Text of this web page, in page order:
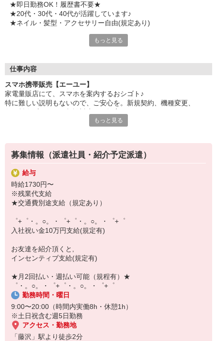
★即日勤務OK！履歴書不要★
★20代・30代・40代が活躍しています♪
★ネイル・髪型・アクセサリー自由(規定あり)
各キャリアの新機種が特別価格で購入OK！！
特別割引価格でご利用可能☆☆
お得に過ごしたいあなたの味方です♪
【選べるお仕事いろいろ】
事務、経理、データ入力、コールセンター、受付
▼工場・製造・軽作業系
機械/食品製造・梱包・仕分け・加工・組立・検査
▼美容系
眉毛サロンのアイブロウ・ネイリスト・エステ
▼営業・販売
法人営業・アパレル販売・個別指導塾・人材紹介
▼人気案件も多数♪
短期・期間限定・オープニング・官公庁案件
上場/優良/大手企業など
【スマホ面接実施中】
￣￣￣￣￣￣￣￣￣
自宅に居ながらスマホでカンタン面接OK！
オンライン面談なのでスピード対応。
即日登録もOK♪
気になった方はお気軽にご相談ください！
もっと見る
仕事内容
スマホ携帯販売【エーユー】
家電量販店にて、スマホを案内するおシゴト♪
特に難しい説明もないので、ご安心を。新規契約、機種変更、
満足度◎
■携帯やインターネット販売業務
docomo(ドコモ)/au(エーユー)・KDDI/softbank(ソフトバンク)など
の大手キャリアから
ワイモバイル(Y!mobille)、楽天モバイル、UQなど格安スマホまで幅
広く紹介可能♪
もっと見る
募集情報（派遣社員・紹介予定派遣）
給与
時給1730円〜
※残業代支給
★交通費別途支給（規定あり）
゜+゜・。○。・゜+゜・。○。・゜+゜
入社祝い金10万円支給(規定有)
お友達を紹介頂くと,
インセンティブ支給(規定有)
★月2回払い・週払い可能（規程有）★
゜・。○。・゜+゜・。○。・゜+゜
勤務時間・曜日
9:00〜20:00（時間内実働8h・休憩1h）
※土日祝含む週5日勤務
アクセス・勤務地
「藤沢」駅より徒歩2分